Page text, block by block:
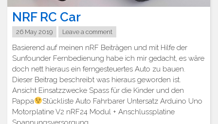
NRF RC Car
26 May 2019 Leave a comment
Basierend auf meinen nRF Beiträgen und mit Hilfe der
Sunfounder Fernbedienung habe ich mir gedacht, es wäre
doch nett hieraus ein ferngesteuertes Auto zu bauen.
Dieser Beitrag beschreibt was hieraus geworden ist.
Ansicht Einsatzzwecke Spass für die Kinder und den
Pappa
Stückliste Auto Fahrbarer Untersatz Arduino Uno
Motorplatine V2 nRF24 Modul + Anschlussplatine